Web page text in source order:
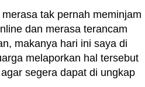
tak pernah meminjam
dan merasa terancam
makanya hari ini saya di
melaporkan hal tersebut
segera dapat di ungkap